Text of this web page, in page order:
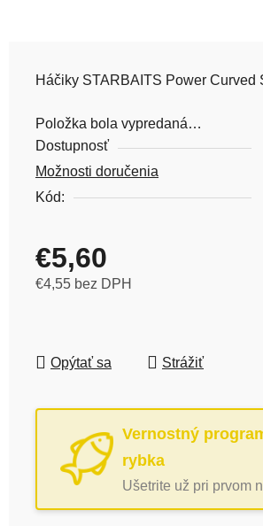
Háčiky STARBAITS Power Curved
Položka bola vypredaná…
Dostupnosť
Možnosti doručenia
Kód:
€5,60
€4,55 bez DPH
Opýtať sa Strážiť
Vernostný
rybka
Ušetrite už pri prvom